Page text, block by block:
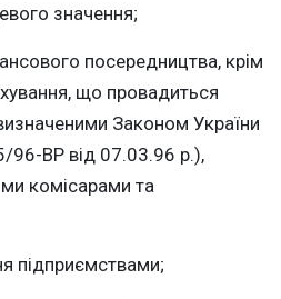
значення;
посередництва, крім
що провадиться
Законом України
96-ВР від 07.03.96 р.),
комісарами та
підприємствами;